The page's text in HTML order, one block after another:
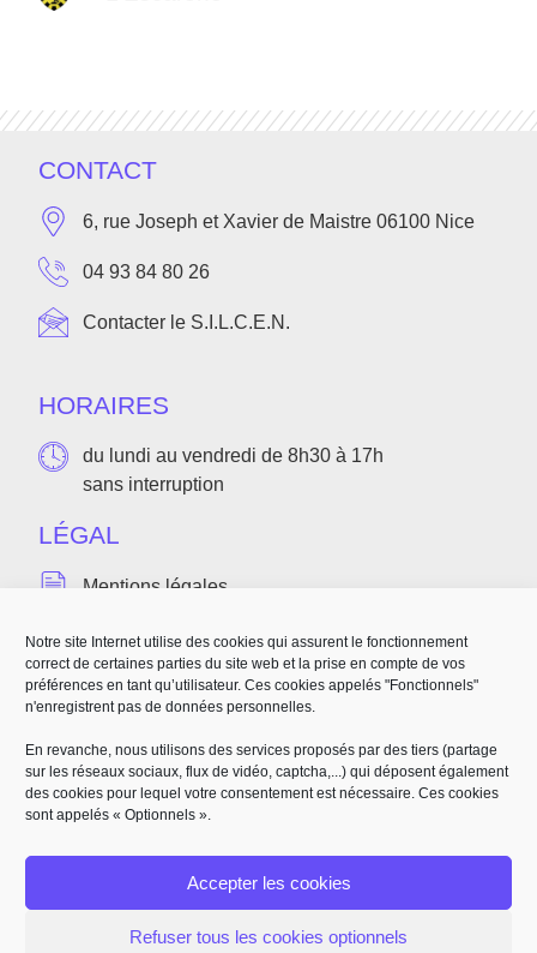
Notre site Internet utilise des cookies qui assurent le fonctionnement
correct de certaines parties du site web et la prise en compte de vos
préférences en tant qu’utilisateur. Ces cookies appelés "Fonctionnels"
n'enregistrent pas de données personnelles.
En revanche, nous utilisons des services proposés par des tiers (partage
sur les réseaux sociaux, flux de vidéo, captcha,...) qui déposent également
des cookies pour lequel votre consentement est nécessaire. Ces cookies
sont appelés « Optionnels ».
Accepter les cookies
Refuser tous les cookies optionnels
CONTACT
6, rue Joseph et Xavier de Maistre 06100 Nice
04 93 84 80 26
Contacter le S.I.L.C.E.N.
HORAIRES
du lundi au vendredi de 8h30 à 17h
sans interruption
LÉGAL
Mentions légales
Politique de confidentialité
Accessibilité(bientôt disponible)
RÉALISATION